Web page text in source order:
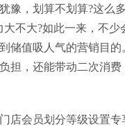
豫，划算不划算?这么
大不大?如此一来，不少
储值吸人气的营销目的
担，还能带动二次消费
店会员划分等级设置